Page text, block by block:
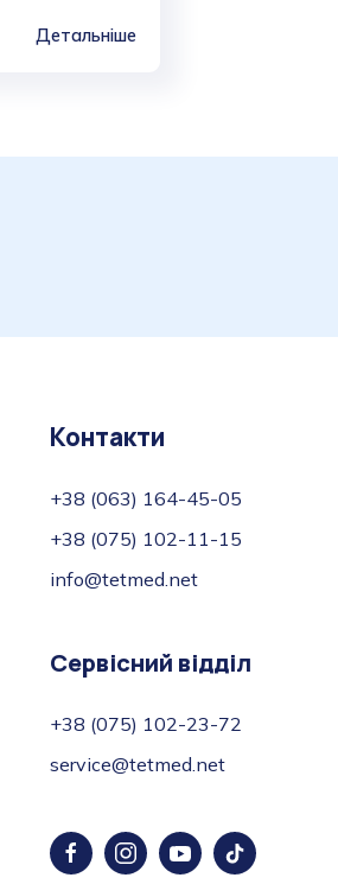
Детальніше
Контакти
+38 (063) 164-45-05
+38 (075) 102-11-15
info@tetmed.net
Сервісний відділ
+38 (075) 102-23-72
service@tetmed.net